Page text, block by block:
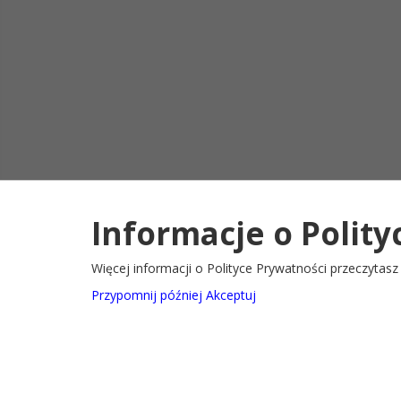
2022@ Oficjalny serwis internetowy Gminy Ryglice Deklaracja
Informacje o
Więcej informacji o Polityce Prywatności przeczytasz
Przypomnij później Akceptuj